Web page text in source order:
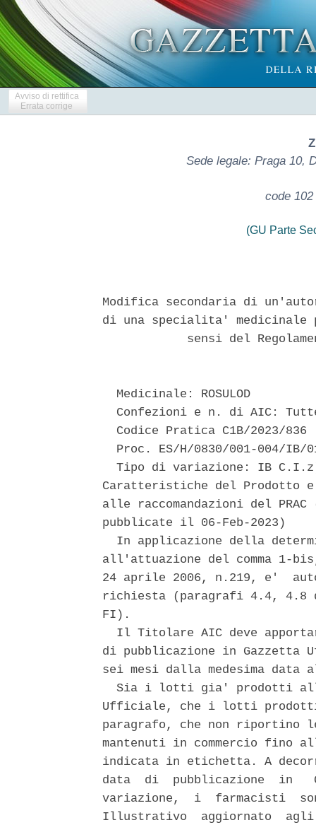
Avviso di rettifica
Errata corrige
Sede legale: Praga 10,
code
(GU Parte
Modifica secondaria di
di una specialita' medicinale
sensi del
  Medicinale: ROSULOD
Confezioni e n. di AIC:
  Codice Pratica C1B/2023/836
Proc. ES/H/0830/001-004/IB/
Tipo di variazione: IB
Caratteristiche del
alle raccomandazioni del PRAC
pubblicate il 06-Feb-2023)
In applicazione della
all'attuazione del comma 1-
24 aprile 2006, n.219, e'
richiesta (paragrafi 4.4, 4.8
FI).
Il Titolare AIC deve
di pubblicazione in
sei mesi dalla medesima
Sia i lotti gia' prodotti
Ufficiale, che i lotti
paragrafo, che non riportino
mantenuti in commercio fino
indicata in etichetta. A
data  di  pubblicazione  in
variazione,  i  farmacisti
Illustrativo  aggiornato